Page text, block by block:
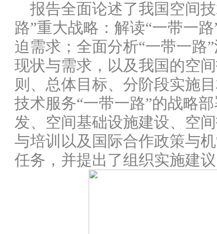
报告全面论述了我国空间
路”重大战略：解读“一带一
迫需求；全面分析“一带一路
现状与需求，以及我国的空
则、总体目标、分阶段实施
技术服务“一带一路”的战略
发、空间基础设施建设、空
与培训以及国际合作政策与
任务，并提出了组织实施建